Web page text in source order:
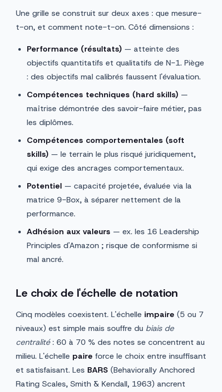
Une grille se construit sur deux axes : que mesure-
t-on, et comment note-t-on. Côté dimensions :
Performance (résultats) — atteinte des
objectifs quantitatifs et qualitatifs de N-1. Piège
: des objectifs mal calibrés faussent l'évaluation.
Compétences techniques (hard skills) —
maîtrise démontrée des savoir-faire métier, pas
les diplômes.
Compétences comportementales (soft
skills) — le terrain le plus risqué juridiquement,
qui exige des ancrages comportementaux.
Potentiel — capacité projetée, évaluée via la
matrice 9-Box, à séparer nettement de la
performance.
Adhésion aux valeurs — ex. les 16 Leadership
Principles d'Amazon ; risque de conformisme si
mal ancré.
Le choix de l'échelle de notation
Cinq modèles coexistent. L'échelle impaire (5 ou 7
niveaux) est simple mais souffre du biais de
centralité: 60 à 70 % des notes se concentrent au
milieu. L'échelle paire force le choix entre insuffisant
et satisfaisant. Les BARS (Behaviorally Anchored
Rating Scales, Smith & Kendall, 1963) ancrent